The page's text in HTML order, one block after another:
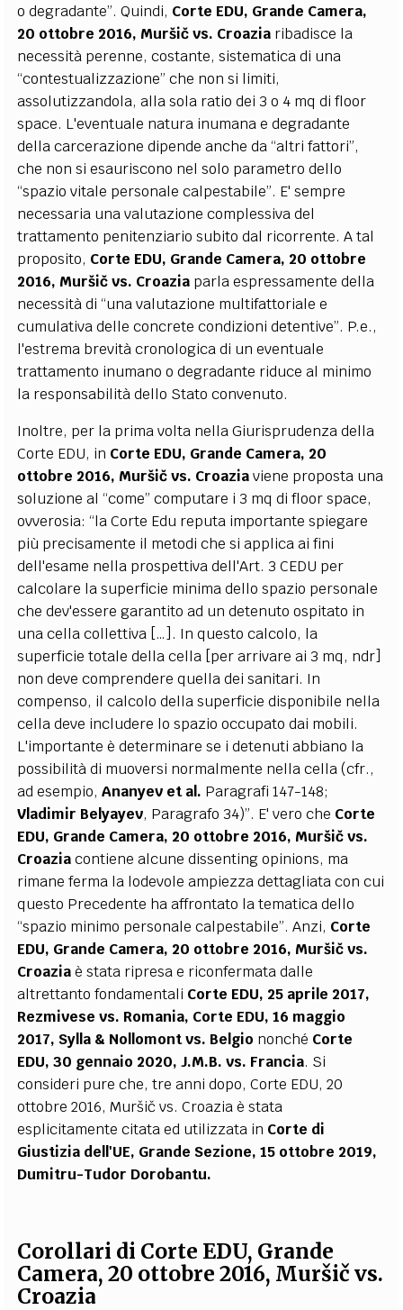
o degradante”. Quindi, Corte EDU, Grande Camera,
20 ottobre 2016, Muršič vs. Croazia ribadisce la
necessità perenne, costante, sistematica di una
“contestualizzazione” che non si limiti,
assolutizzandola, alla sola ratio dei 3 o 4 mq di floor
space. L'eventuale natura inumana e degradante
della carcerazione dipende anche da “altri fattori”,
che non si esauriscono nel solo parametro dello
“spazio vitale personale calpestabile”. E' sempre
necessaria una valutazione complessiva del
trattamento penitenziario subito dal ricorrente. A tal
proposito, Corte EDU, Grande Camera, 20 ottobre
2016, Muršič vs. Croazia parla espressamente della
necessità di “una valutazione multifattoriale e
cumulativa delle concrete condizioni detentive”. P.e.,
l'estrema brevità cronologica di un eventuale
trattamento inumano o degradante riduce al minimo
la responsabilità dello Stato convenuto.
Inoltre, per la prima volta nella Giurisprudenza della
Corte EDU, in Corte EDU, Grande Camera, 20
ottobre 2016, Muršič vs. Croaziaviene proposta una
soluzione al “come” computare i 3 mq di floor space,
ovverosia: “la Corte Edu reputa importante spiegare
più precisamente il metodi che si applica ai fini
dell'esame nella prospettiva dell'Art. 3 CEDU per
calcolare la superficie minima dello spazio personale
che dev'essere garantito ad un detenuto ospitato in
una cella collettiva […]. In questo calcolo, la
superficie totale della cella [per arrivare ai 3 mq, ndr]
non deve comprendere quella dei sanitari. In
compenso, il calcolo della superficie disponibile nella
cella deve includere lo spazio occupato dai mobili.
L'importante è determinare se i detenuti abbiano la
possibilità di muoversi normalmente nella cella (cfr.,
ad esempio,Ananyev et al. Paragrafi 147-148;
Vladimir Belyayev, Paragrafo 34)”. E' vero che Corte
EDU, Grande Camera, 20 ottobre 2016, Muršič vs.
Croaziacontiene alcune dissenting opinions, ma
rimane ferma la lodevole ampiezza dettagliata con cui
questo Precedente ha affrontato la tematica dello
“spazio minimo personale calpestabile”. Anzi, Corte
EDU, Grande Camera, 20 ottobre 2016, Muršič vs.
Croaziaè stata ripresa e riconfermata dalle
altrettanto fondamentali Corte EDU, 25 aprile 2017,
Rezmivese vs. Romania, Corte EDU, 16 maggio
2017, Sylla & Nollomont vs. Belgio nonché Corte
EDU, 30 gennaio 2020, J.M.B. vs. Francia. Si
consideri pure che, tre anni dopo, Corte EDU, 20
ottobre 2016, Muršič vs. Croazia è stata
esplicitamente citata ed utilizzata in Corte di
Giustizia dell'UE, Grande Sezione, 15 ottobre 2019,
Dumitru-Tudor Dorobantu.
Corollari di Corte EDU, Grande
Camera, 20 ottobre 2016, Muršič vs.
Croazia